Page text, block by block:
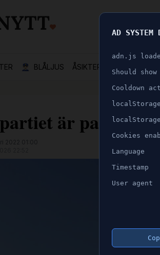
👮🏻‍♂️ BLÅLJUS ÅSIKTER SPORT NÖJE
är partiet för
AD SYSTEM
adn.js
Should show
Cooldown
Cookies
Language
Timestamp
User agent